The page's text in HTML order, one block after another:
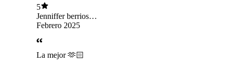
confianza de conversar con ella la recomendaría
a toda la gente ya que con ella se encuentra
confianza respeto responsabilidad y
preocupación
5
Jenniffer berrios
contreras
Febrero 2025
La mejor 🫶🏻